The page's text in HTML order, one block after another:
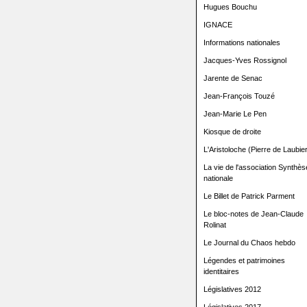
Hugues Bouchu
IGNACE
Informations nationales
Jacques-Yves Rossignol
Jarente de Senac
Jean-François Touzé
Jean-Marie Le Pen
Kiosque de droite
L'Aristoloche (Pierre de
La vie de l'association
nationale
Le Billet de Patrick Parment
Le bloc-notes de Jean-Claude
Rolinat
Le Journal du Chaos hebdo
Légendes et patrimoines
identitaires
Législatives 2012